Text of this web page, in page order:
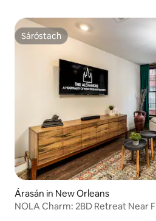
Sáróstach
Sáróstach
Árasán in New Orleans
NOLA Charm: 2BD Retreat Near